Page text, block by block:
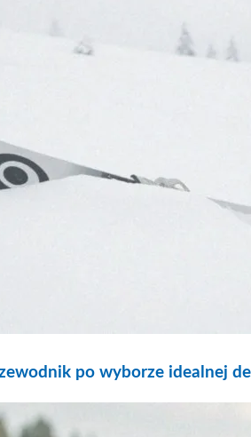
po wyborze idealnej